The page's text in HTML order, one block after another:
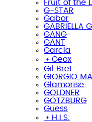
Fruit of the
G-STAR
Gabor
GABRIELLA
GANG
GANT
Garcia
﹢ Geox
Gil Bret
GIORGIO
Glamorise
GOLDNER
GÖTZBURG
Guess
﹢ H.I.S.